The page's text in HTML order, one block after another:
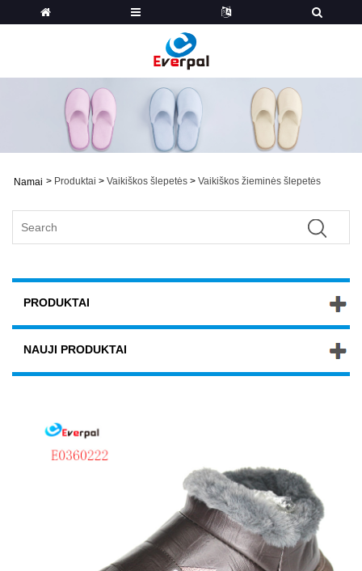
Namai > Produktai > Vaikiškos šlepetės > Vaikiškos žieminės šlepetės
PRODUKTAI
NAUJI PRODUKTAI